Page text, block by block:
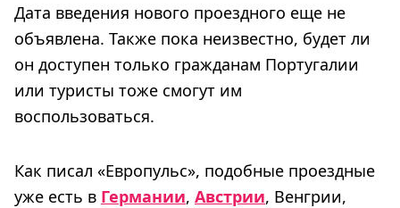
Дата введения нового проездного еще не
объявлена. Также пока неизвестно, будет ли
он доступен только гражданам Португалии
или туристы тоже смогут им
воспользоваться.
Как писал «Европульс», подобные проездные
уже есть в Германии, Австрии, Венгрии,